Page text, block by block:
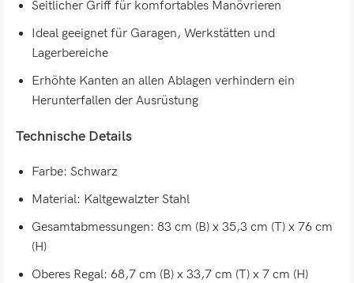
Seitlicher Griff für komfortables Manövrieren
Ideal geeignet für Garagen, Werkstätten und
Lagerbereiche
Erhöhte Kanten an allen Ablagen verhindern ein
Herunterfallen der Ausrüstung
Technische Details
Farbe: Schwarz
Material: Kaltgewalzter Stahl
Gesamtabmessungen: 83 cm (B) x 35,3 cm (T) x 76 cm
(H)
Oberes Regal: 68,7 cm (B) x 33,7 cm (T) x 7 cm (H)